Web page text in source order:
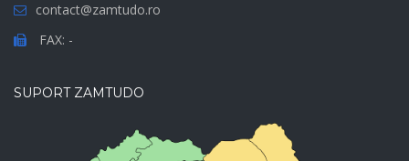
contact@zamtudo.ro
FAX: -
SUPORT ZAMTUDO